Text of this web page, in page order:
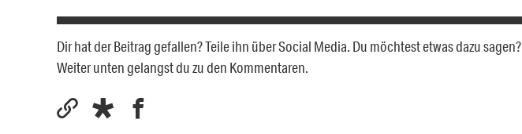
Dir hat der Beitrag gefallen? Teile ihn über Social Media. Du möchtest etwas dazu sagen?
Weiter unten gelangst du zu den Kommentaren.